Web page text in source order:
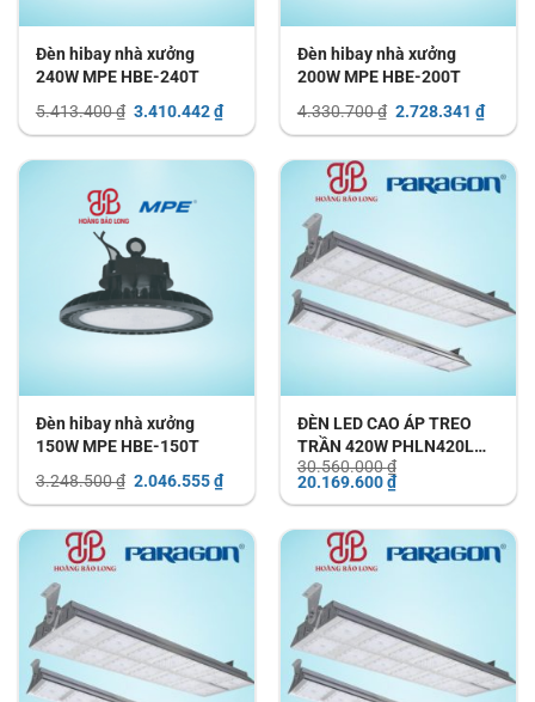
Đèn hibay nhà xưởng
240W MPE HBE-240T
5.413.400₫ Giá
là:
5.413.400 ₫.
3.410.442₫Giá
hiện
tại
là:
3.410.442 ₫.
Đèn hibay nhà xưởng
200W MPE HBE-200T
4.330.700₫ Giá
là:
4.330.700 ₫.
2.728.341 ₫Giá
hiện
tại
là:
Đèn hibay nhà xưởng
150W MPE HBE-150T
3.248.500₫ Giá
là:
3.248.500 ₫.
2.046.555₫Giá
hiện
tại
là:
2.046.555 ₫.
ĐÈN LED CAO ÁP TREO
TRẦN 420W PHLN420L
PARAGON
30.560.000₫
Giá
là:
30.560.000 ₫.
20.169.600₫Giá
hiện
tại
là:
20.169.600 ₫.